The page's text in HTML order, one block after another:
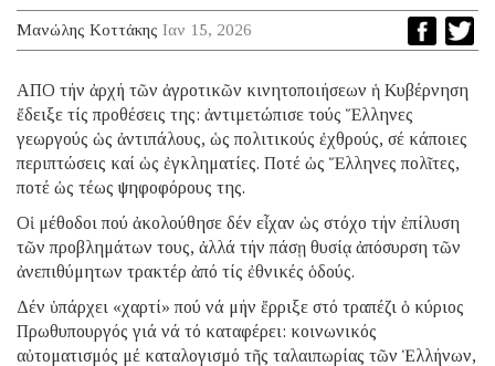
Μανώλης Κοττάκης Ιαν 15, 2026
ΑΠΟ τήν ἀρχή τῶν ἀγροτικῶν κινητοποιήσεων ἡ Κυβέρνηση
ἔδειξε τίς προθέσεις της: ἀντιμετώπισε τούς Ἕλληνες
γεωργούς ὡς ἀντιπάλους, ὡς πολιτικούς ἐχθρούς, σέ κάποιες
περιπτώσεις καί ὡς ἐγκληματίες. Ποτέ ὡς Ἕλληνες πολῖτες,
ποτέ ὡς τέως ψηφοφόρους της.
Οἱ μέθοδοι πού ἀκολούθησε δέν εἶχαν ὡς στόχο τήν ἐπίλυση
τῶν προβλημάτων τους, ἀλλά τήν πάσῃ θυσίᾳ ἀπόσυρση τῶν
ἀνεπιθύμητων τρακτέρ ἀπό τίς ἐθνικές ὁδούς.
Δέν ὑπάρχει «χαρτί» πού νά μήν ἔρριξε στό τραπέζι ὁ κύριος
Πρωθυπουργός γιά νά τό καταφέρει: κοινωνικός
αὐτοματισμός μέ καταλογισμό τῆς ταλαιπωρίας τῶν Ἑλλήνων,